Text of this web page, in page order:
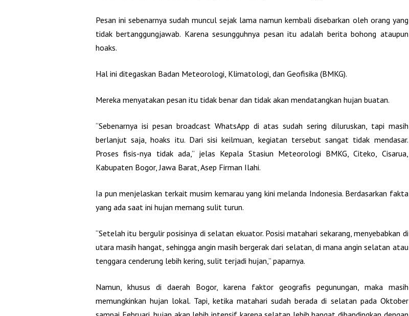
Pesan ini sebenarnya sudah muncul sejak lama namun kembali disebarkan oleh orang yang
tidak bertanggungjawab. Karena sesungguhnya pesan itu adalah berita bohong ataupun
hoaks.
Hal ini ditegaskan Badan Meteorologi, Klimatologi, dan Geofisika (BMKG).
Mereka menyatakan pesan itu tidak benar dan tidak akan mendatangkan hujan buatan.
“Sebenarnya isi pesan broadcast WhatsApp di atas sudah sering diluruskan, tapi masih
berlanjut saja, hoaks itu. Dari sisi keilmuan, kegiatan tersebut sangat tidak mendasar.
Proses fisis-nya tidak ada,” jelas Kepala Stasiun Meteorologi BMKG, Citeko, Cisarua,
Kabupaten Bogor, Jawa Barat, Asep Firman Ilahi.
Ia pun menjelaskan terkait musim kemarau yang kini melanda Indonesia. Berdasarkan fakta
yang ada saat ini hujan memang sulit turun.
“Setelah itu bergulir posisinya di selatan ekuator. Posisi matahari sekarang, menyebabkan di
utara masih hangat, sehingga angin masih bergerak dari selatan, di mana angin selatan atau
tenggara cenderung lebih kering, sulit terjadi hujan,” paparnya.
Namun, khusus di daerah Bogor, karena faktor geografis pegunungan, maka masih
memungkinkan hujan lokal. Tapi, ketika matahari sudah berada di selatan pada Oktober